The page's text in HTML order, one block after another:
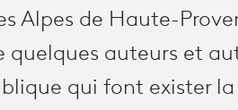
Alpes de Haute-
quelques auteurs et
qui font exister